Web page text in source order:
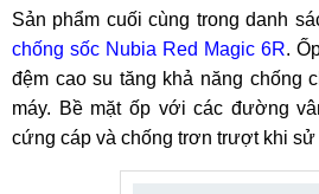
Sản phẩm cuối cùng trong danh
chống sốc Nubia Red Magic 6R.
đệm cao su tăng khả năng chống
máy. Bề mặt ốp với các đường
cứng cáp và chống trơn trượt khi sử